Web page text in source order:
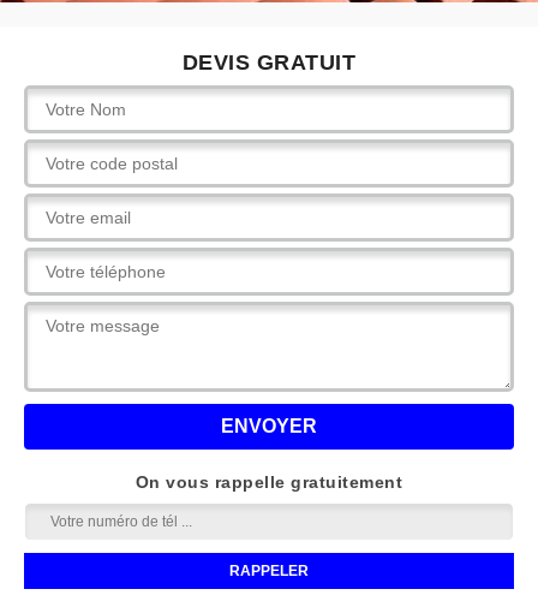
DEVIS GRATUIT
On vous rappelle gratuitement